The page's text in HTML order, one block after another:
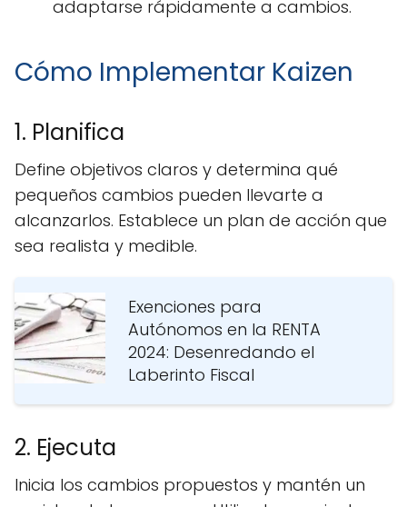
adaptarse rápidamente a cambios.
Cómo Implementar Kaizen
1. Planifica
Define objetivos claros y determina qué
pequeños cambios pueden llevarte a
alcanzarlos. Establece un plan de acción que
sea realista y medible.
Exenciones para
Autónomos en la RENTA
2024: Desenredando el
Laberinto Fiscal
2. Ejecuta
Inicia los cambios propuestos y mantén un